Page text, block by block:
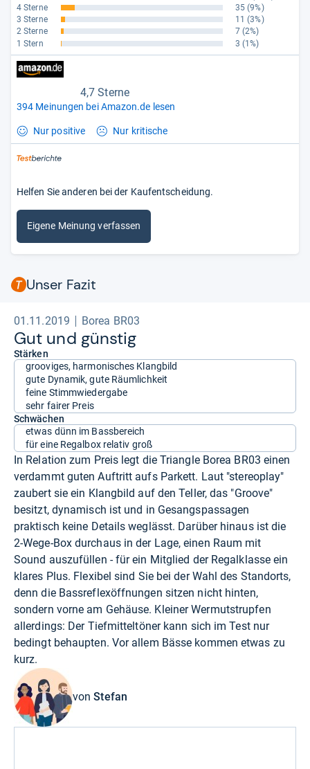
4 Sterne
35 (9%)
3 Sterne
11 (3%)
2 Sterne
7 (2%)
1 Stern
3 (1%)
4,7 Sterne
394 Meinungen bei Amazon.de lesen
Nur positive Nur kritische
Helfen Sie anderen bei der Kaufentscheidung.
Eigene Meinung verfassen
Unser Fazit
01.11.2019 Borea BR03
Gut und güns­tig
Stärken
grooviges, harmonisches Klangbild
gute Dynamik, gute Räumlichkeit
feine Stimmwiedergabe
sehr fairer Preis
Schwächen
etwas dünn im Bassbereich
für eine Regalbox relativ groß
In Relation zum Preis legt die Triangle Borea BR03 einen
verdammt guten Auftritt aufs Parkett. Laut "stereoplay"
zaubert sie ein Klangbild auf den Teller, das "Groove"
besitzt, dynamisch ist und in Gesangspassagen
praktisch keine Details weglässt. Darüber hinaus ist die
2-Wege-Box durchaus in der Lage, einen Raum mit
Sound auszufüllen - für ein Mitglied der Regalklasse ein
klares Plus. Flexibel sind Sie bei der Wahl des Standorts,
denn die Bassreflexöffnungen sitzen nicht hinten,
sondern vorne am Gehäuse. Kleiner Wermutstrupfen
allerdings: Der Tiefmitteltöner kann sich im Test nur
bedingt behaupten. Vor allem Bässe kommen etwas zu
kurz.
vonStefan